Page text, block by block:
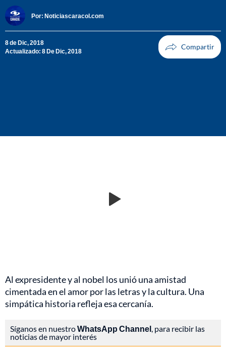
Por: Noticiascaracol.com
8 de Dic, 2018
Actualizado: 8 De Dic, 2018
Al expresidente y al nobel los unió una amistad
cimentada en el amor por las letras y la cultura. Una
simpática historia refleja esa cercanía.
Síganos en nuestroWhatsApp Channel , para recibir las
noticias de mayor interés